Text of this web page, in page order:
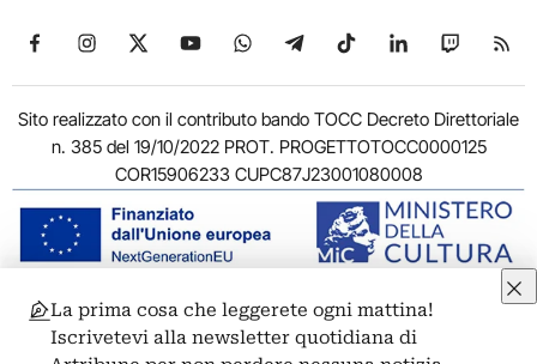
Seguici su Facebook
Seguici su Instagram
Seguici su X
Seguici su YouTube
Seguici su WhatsApp
Seguici su Telegram
Seguici su TikTok
Seguici su
Seguici
Sito realizzato con il contributo bando TOCC Decreto Direttoriale
n. 385 del 19/10/2022 PROT. PROGETTOTOCC0000125
COR15906233 CUPC87J23001080008
© 2011-2026 ARTRIBUNE srl – Corso Vittorio Emanuele II, 287 –
00186 Roma - P.I. 11381581005
La prima cosa che leggerete ogni mattina!
Iscrivetevi alla newsletter quotidiana di